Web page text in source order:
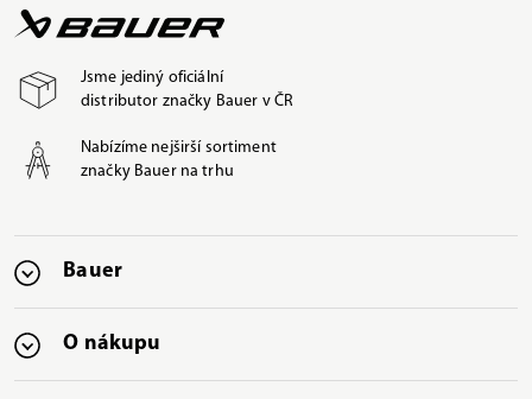
Jsme jediný oficiální
distributor značky Bauer v ČR
Nabízíme nejširší sortiment
značky Bauer na trhu
Bauer
O nákupu